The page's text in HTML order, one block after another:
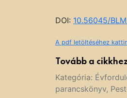
DOI: 10.56045/
A pdf letöltéséhez
Tovább a
Kategória:
parancskönyv,